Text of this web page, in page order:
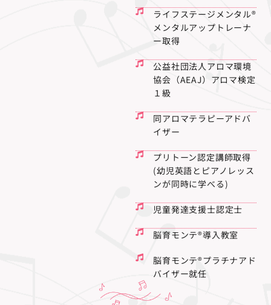
ライフステージメンタル®
メンタルアップトレーナ
ー取得
公益社団法人アロマ環境
協会（AEAJ）アロマ検定
１級
同アロマテラピーアドバ
イザー
プリトーン認定講師取得
(幼児英語とピアノレッス
ンが同時に学べる)
児童発達支援士認定士
脳育モンテ®︎導入教室
脳育モンテ®プラチナアド
バイザー就任